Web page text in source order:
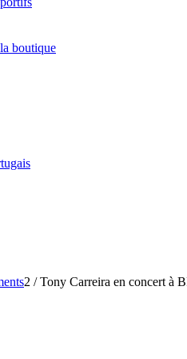
boutique
2 / Tony Carreira en concert à